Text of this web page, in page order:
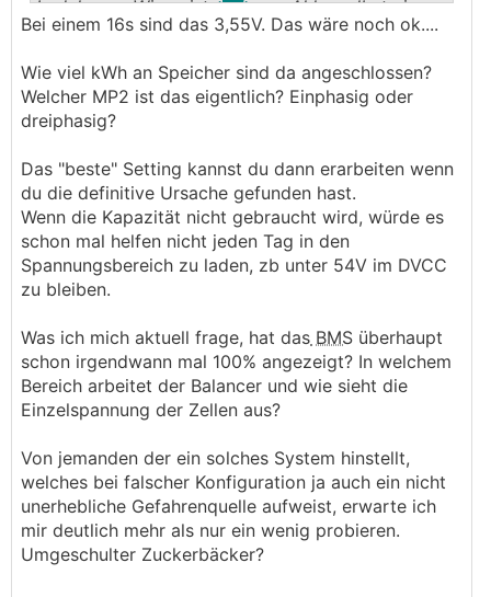
Ladekurve. Wieso ist dann am Akku selbst eine
Ladestrombegrenzung von 56,8 drinnen ?
Wäre das richtige Setup in dem Fall dasBMSauf
55,5 zu setzen und den CVL im Victron auf 55,1
?
und alles läuft mit denselben Grenzwerten ?
Bei einem 16s sind das 3,55V. Das wäre noch ok....
Wie viel kWh an Speicher sind da angeschlossen?
Welcher MP2 ist das eigentlich? Einphasig oder
dreiphasig?
Das "beste" Setting kannst du dann erarbeiten wenn
du die definitive Ursache gefunden hast.
Wenn die Kapazität nicht gebraucht wird, würde es
schon mal helfen nicht jeden Tag in den
Spannungsbereich zu laden, zb unter 54V im DVCC
zu bleiben.
Was ich mich aktuell frage, hat das BMS überhaupt
schon irgendwann mal 100% angezeigt? In welchem
Bereich arbeitet der Balancer und wie sieht die
Einzelspannung der Zellen aus?
Von jemanden der ein solches System hinstellt,
welches bei falscher Konfiguration ja auch ein nicht
unerhebliche Gefahrenquelle aufweist, erwarte ich
mir deutlich mehr als nur ein wenig probieren.
Umgeschulter Zuckerbäcker?